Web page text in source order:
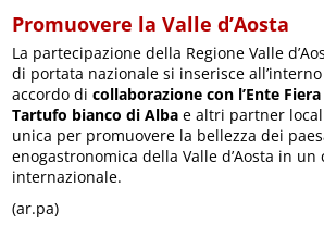
Promuovere la Valle d’Aosta
La partecipazione della Regione Valle
di portata nazionale si inserisce
accordo dicollaborazione con l’Ente
Tartufo bianco di Alba e altri partner
unica per promuovere la bellezza dei
enogastronomica della Valle d’Aosta in
internazionale.
(ar.pa)